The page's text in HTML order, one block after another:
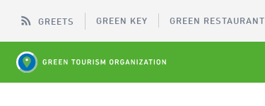
GREETS GREEN KEY GREEN RESTAURANT